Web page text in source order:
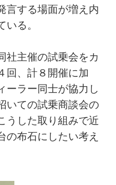
言する場面が増え内
る。
主催の試乗会をカ
回、計８開催に加
ーラー同士が協力し
いての試乗商談会の
うした取り組みで近
の布石にしたい考え